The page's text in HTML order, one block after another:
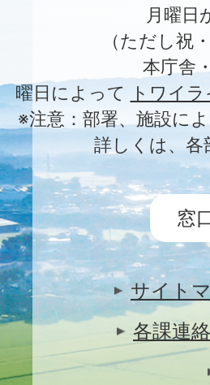
月曜日
（ただし祝
本庁舎
曜日によって
トワイ
※注意：部署、施設に
詳しくは、各
窓
サイト
各課連